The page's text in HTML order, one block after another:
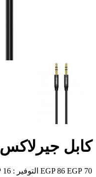
كابل جيرلاكس aux 3.5 ملم gx 05
70 EGP
86 EGP التوفير : 16 EGP